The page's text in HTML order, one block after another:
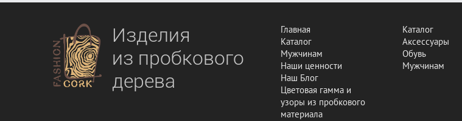
Изделия
из пробкового
дерева
Главная
Каталог
Мужчинам
Наши ценности
Наш Блог
Цветовая гамма и
узоры из пробкового
материала
Каталог
Аксессуары
Обувь
Мужчинам